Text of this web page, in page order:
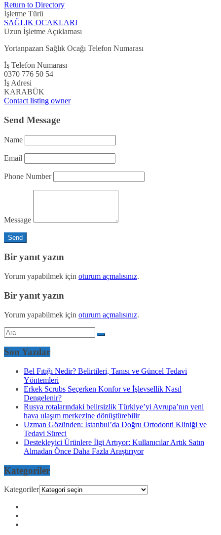
Return to Directory
İşletme Türü
SAĞLIK OCAKLARI
Uzun İşletme Açıklaması
Yortanpazarı Sağlık Ocağı Telefon Numarası
İş Telefon Numarası
0370 776 50 54
İş Adresi
KARABÜK
Contact listing owner
Send Message
Name
Email
Phone Number
Message
Bir yanıt yazın
Yorum yapabilmek için oturum açmalısınız.
Bir yanıt yazın
Yorum yapabilmek için oturum açmalısınız.
Son Yazılar
Bel Fıtığı Nedir? Belirtileri, Tanısı ve Güncel Tedavi
Yöntemleri
Erkek Scrubs Seçerken Konfor ve İşlevsellik Nasıl
Dengelenir?
Rusya rotalarındaki belirsizlik Türkiye’yi Avrupa’nın yeni
hava ulaşım merkezine dönüştürebilir
Uzman Gözünden: İstanbul’da Doğru Ortodonti Kliniği ve
Tedavi Süreci
Destekleyici Ürünlere İlgi Artıyor: Kullanıcılar Artık Satın
Almadan Önce Daha Fazla Araştırıyor
Kategoriler
Kategoriler